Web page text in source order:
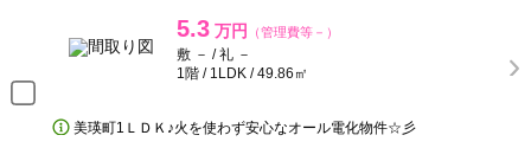
5.3 万円 （管理費等－）
敷 － / 礼 －
1階 / 1LDK / 49.86㎡
美瑛町1ＬＤＫ♪火を使わず安心なオール電化物件☆彡